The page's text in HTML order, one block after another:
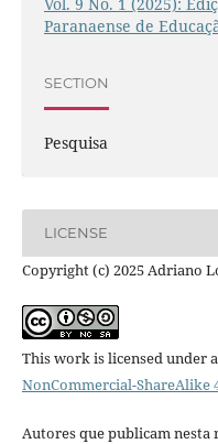
Paranaense de
SECTION
Pesquisa
LICENSE
Copyright (c) 2025 Adriano
This work is licensed under a
NonCommercial-ShareAlike
Autores que publicam nesta